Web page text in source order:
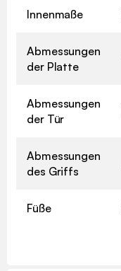
Innenmaße
Abmessungen
der Platte
Abmessungen
der Tür
Abmessungen
des Griffs
Füße